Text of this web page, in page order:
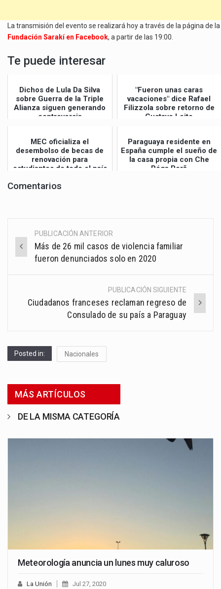
La transmisión del evento se realizará hoy a través de la página de la
Fundación Sarakí en Facebook, a partir de las 19:00.
Te puede interesar
Dichos de Lula Da Silva
sobre Guerra de la Triple
Alianza siguen generando
controversia
"Fueron unas caras
vacaciones" dice Rafael
Filizzola sobre retorno de
Gustavo Leite
MEC oficializa el
desembolso de becas de
renovación para
estudiantes de todo el país
Paraguaya residente en
España cumple el sueño de
la casa propia con Che
Róga Porã
Comentarios
Post
navigation
PUBLICACIÓN ANTERIOR
Más de 26 mil casos de violencia familiar
fueron denunciados solo en 2020
PUBLICACIÓN SIGUIENTE
Ciudadanos franceses reclaman regreso de
Consulado de su país a Paraguay
Posted in: Nacionales
MÁS ARTÍCULOS
DE LA MISMA CATEGORÍA
Meteorología anuncia un lunes muy caluroso
La Unión Jul 27, 2020